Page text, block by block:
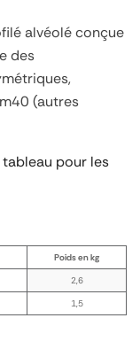
alvéolé conçue
des
(autres
pour les
Poids en kg
2,6
1,5